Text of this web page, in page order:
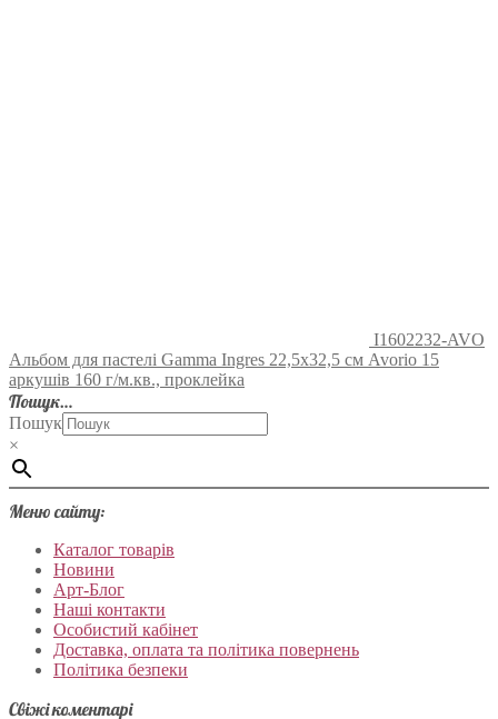
I1602232-AVO
Альбом для пастелі Gamma Ingres 22,5х32,5 см Avorio 15
аркушів 160 г/м.кв., проклейка
Пошук…
Пошук
×
Меню сайту:
Каталог товарів
Новини
Арт-Блог
Наші контакти
Особистий кабінет
Доставка, оплата та політика повернень
Політика безпеки
Свіжі коментарі